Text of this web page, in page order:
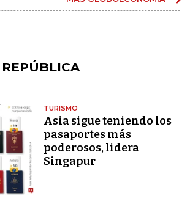
TURISMO
Asia sigue teniendo los
pasaportes más
poderosos, lidera
Singapur